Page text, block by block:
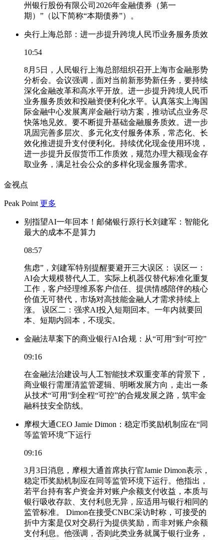
州银行股份有限公司2026年金融债券（第一
期）”（以下简称“本期债券”）。
央行上海总部：进一步提升跨境人民币业务服务质效
10:54
8月5日，人民银行上海总部组织召开上海市金融形势
分析会。会议强调，面对当前新形势新任务，要持续
深化金融改革和高水平开放。进一步提升跨境人民币
业务服务质效和投融资便利化水平。认真落实上海国
际金融中心发展离岸金融行动方案，推动试点业务尽
快落地见效。要不断提升基础金融服务质效。进一步
巩固完善多层次、多元化支付服务体系，常态化、长
效化推进提升支付便利化。持续优化现金使用环境，
进一步提升反假货币工作质效，规范办理大额现金存
取业务，满足社会公众的多样化现金服务需求。
金视点
Peak Point 更多
别指望AI一年回本！邮储银行原行长刘建军：智能化
最大的成本不是算力
08:57
焦虑”，刘建军特别提醒要避开三大误区： 误区一：
AI会大规模替代人工。实际上机器仅替代标准化重复
工作，客户经理维系客户信任、提供情感陪伴的核心
价值无可替代，市场对高技能金融人才需求持续上
涨。 误区二：强求AI投入短期回本。一年内就要回
本、短期内回本，不现实。
金融法草案下的商业银行AI合规：从“可用”到“可控”
09:16
在金融法治建设与人工智能技术双重变革的背景下，
商业银行需厘清监管逻辑、明晰发展方向，走出一条
从技术“可用”到全程“可控”的合规发展之路，筑牢金
融科技安全防线。
摩根大通CEO Jamie Dimon：稳定币奖励机制应在“同
等监管环境”下运行
09:16
3月3日消息，摩根大通首席执行官Jamie Dimon表示，
稳定币奖励机制应在同等监管环境下运行。他指出，
若平台持有客户资金并对账户余额支付收益，本质与
银行吸收存款、支付利息无异，应适用与银行相同的
监管标准。 Dimon在接受CNBC采访时称，可接受的
折中方案是仅对交易行为提供奖励，而非对账户余额
支付利息。他强调，否则此类业务就属于银行业务，